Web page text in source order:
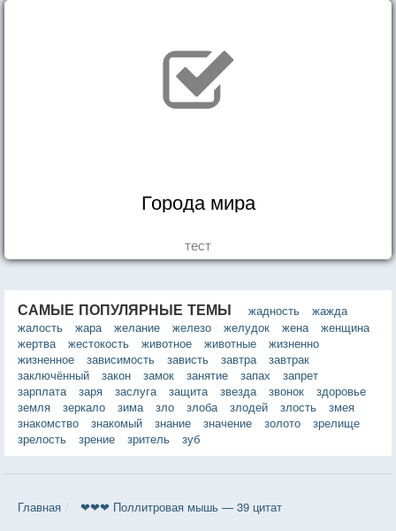
Города мира
тест
САМЫЕ ПОПУЛЯРНЫЕ ТЕМЫ жадность
жажда
жалость
жара желание железо желудок жена
женщина
жертва
жестокость животное животные
жизненно
жизненное
зависимость зависть завтра
завтрак
заключённый
закон замок занятие запах
запрет
зарплата
заря заслуга защита звезда звонок
здоровье
земля
зеркало зима зло злоба злодей злость
змея
знакомство
знакомый знание значение золото
зрелище
зрелость
зрение зритель зуб
Главная ❤❤❤ Поллитровая мышь — 39 цитат